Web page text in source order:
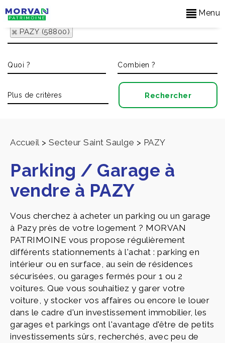
Menu
PAZY (58800)
Accueil > Secteur Saint Saulge > PAZY
Parking / Garage à
vendre à PAZY
Vous cherchez à acheter un parking ou un garage
à Pazy près de votre logement ? MORVAN
PATRIMOINE vous propose régulièrement
différents stationnements à l'achat : parking en
intérieur ou en surface, au sein de résidences
sécurisées, ou garages fermés pour 1 ou 2
voitures. Que vous souhaitiez y garer votre
voiture, y stocker vos affaires ou encore le louer
dans le cadre d'un investissement immobilier, les
garages et parkings ont l'avantage d'être de petits
investissements sûrs, recherchés, avec peu de